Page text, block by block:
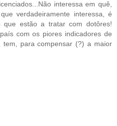
interessa em quê,
verdadeiramente interessa, é
que estão a tratar com dotôres!
com os piores indicadores de
tem, para compensar (?) a maior